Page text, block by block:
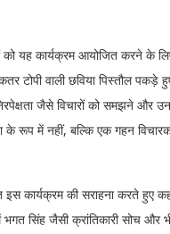
को यह कार्यक्रम आयोजित करने के
टोपी वाली छविया पिस्तौल पकड़े
जैसे विचारों को समझने
के रूप में नहीं, बल्कि एक गहन
कार्यक्रम की सराहना करते हुए
सिंह जैसी क्रांतिकारी सोच और